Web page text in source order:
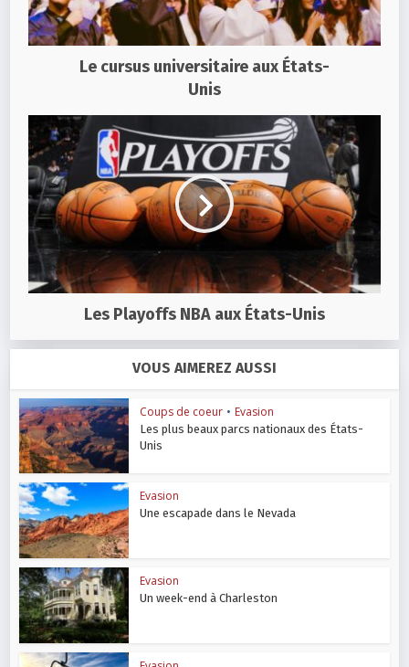
Le cursus universitaire aux États-
Unis
Les Playoffs NBA aux États-Unis
VOUS AIMEREZ AUSSI
Coups de coeur • Evasion
Les plus beaux parcs nationaux des États-
Unis
Evasion
Une escapade dans le Nevada
Evasion
Un week-end à Charleston